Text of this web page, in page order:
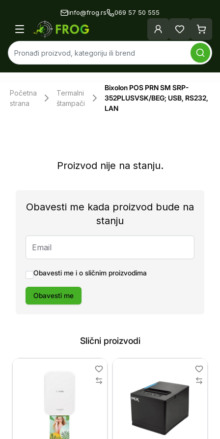
info@frog.rs 069 57 50 555
Početna
strana
Termalni
štampači
Bixolon POS PRN SM SRP-
352PLUSVSK/BEG; USB, RS232,
LAN
Proizvod nije na stanju.
Obavesti me kada proizvod bude na
stanju
Obavesti me i o sličnim proizvodima
Obavesti me
Slični proizvodi